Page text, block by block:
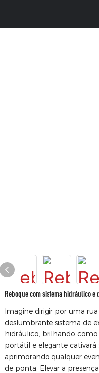
Reboque com sistema hidráulico e
Imagine dirigir por uma
deslumbrante sistema de
hidráulico, brilhando como
portátil e elegante cativará
aprimorando qualquer
de ponta. Elevar a